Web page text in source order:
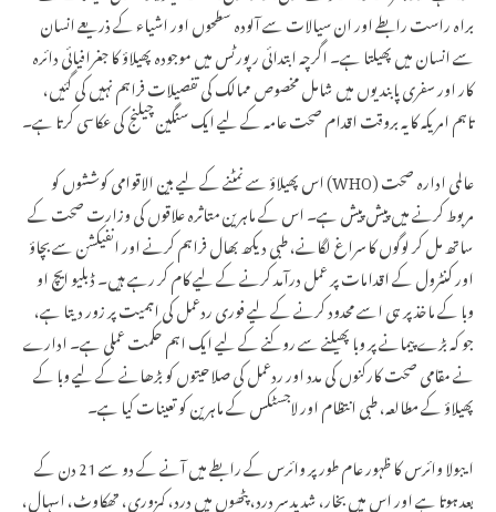
براہ راست رابطے اور ان سیالات سے آلودہ سطحوں اور اشیاء کے ذریعے انسان
سے انسان میں پھیلتا ہے۔ اگرچہ ابتدائی رپورٹس میں موجودہ پھیلاؤ کا جغرافیائی دائرہ
کار اور سفری پابندیوں میں شامل مخصوص ممالک کی تفصیلات فراہم نہیں کی گئیں،
تاہم امریکہ کا یہ بروقت اقدام صحت عامہ کے لیے ایک سنگین چیلنج کی عکاسی کرتا ہے۔
عالمی ادارہ صحت (WHO) اس پھیلاؤ سے نمٹنے کے لیے بین الاقوامی کوششوں کو
مربوط کرنے میں پیش پیش ہے۔ اس کے ماہرین متاثرہ علاقوں کی وزارت صحت کے
ساتھ مل کر لوگوں کا سراغ لگانے، طبی دیکھ بھال فراہم کرنے اور انفیکشن سے بچاؤ
اور کنٹرول کے اقدامات پر عمل درآمد کرنے کے لیے کام کر رہے ہیں۔ ڈبلیو ایچ او
وبا کے ماخذ پر ہی اسے محدود کرنے کے لیے فوری ردعمل کی اہمیت پر زور دیتا ہے،
جو کہ بڑے پیمانے پر وبا پھیلنے سے روکنے کے لیے ایک اہم حکمت عملی ہے۔ ادارے
نے مقامی صحت کارکنوں کی مدد اور ردعمل کی صلاحیتوں کو بڑھانے کے لیے وبا کے
پھیلاؤ کے مطالعہ، طبی انتظام اور لاجسٹکس کے ماہرین کو تعینات کیا ہے۔
ایبولا وائرس کا ظہور عام طور پر وائرس کے رابطے میں آنے کے دو سے 21 دن کے
بعد ہوتا ہے اور اس میں بخار، شدید سر درد، پٹھوں میں درد، کمزوری، تھکاوٹ، اسہال،